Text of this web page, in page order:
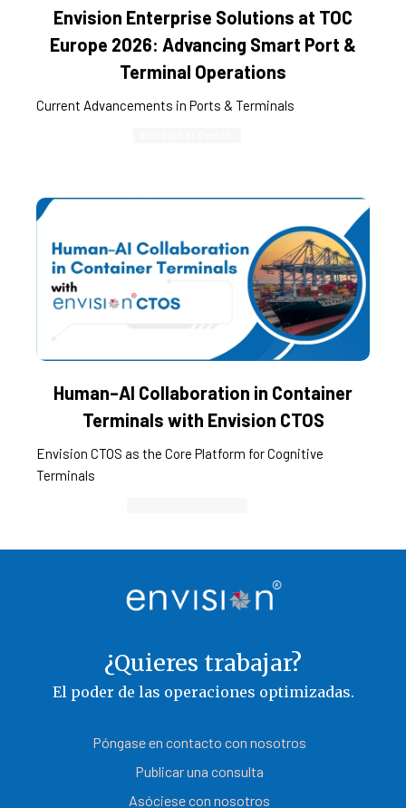
Envision Enterprise Solutions at TOC
Europe 2026: Advancing Smart Port &
Terminal Operations
Current Advancements in Ports & Terminals
Human–AI Collaboration in Container
Terminals with Envision CTOS
Envision CTOS as the Core Platform for Cognitive
Terminals
¿Quieres trabajar?
El poder de las operaciones optimizadas.
Póngase en contacto con nosotros
Publicar una consulta
Asóciese con nosotros